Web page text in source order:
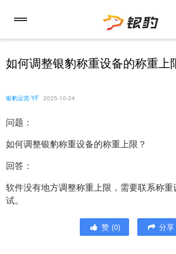
如何调整银豹称重设备的称重上
银豹运营-YF 2025-10-24
问题：
如何调整银豹称重设备的称重上限？
回答：
软件没有地方调整称重上限，需要联系称
试。
赞 (0) 分享